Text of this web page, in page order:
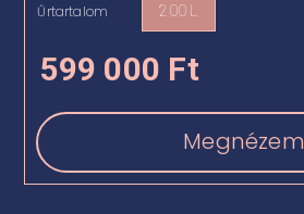
Űrtartalom 200 L
599 000 Ft
Megnézem